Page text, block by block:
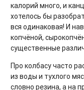
калорий много, и
хотелось бы
вся одинаковая! И
копчёной,
существенные
Про колбасу часто
из воды и тухлого
словно резина, а на